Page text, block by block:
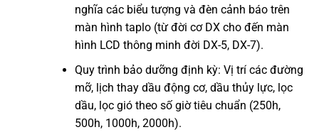
nghĩa các biểu tượng và đèn cảnh báo trên
màn hình taplo (từ đời cơ DX cho đến màn
hình LCD thông minh đời DX-5, DX-7).
Quy trình bảo dưỡng định kỳ: Vị trí các đường
mỡ, lịch thay dầu động cơ, dầu thủy lực, lọc
dầu, lọc gió theo số giờ tiêu chuẩn (250h,
500h, 1000h, 2000h).